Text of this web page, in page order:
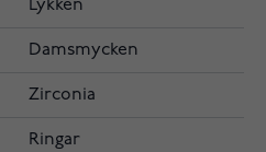
Lykken
Damsmycken
Zirconia
Ringar